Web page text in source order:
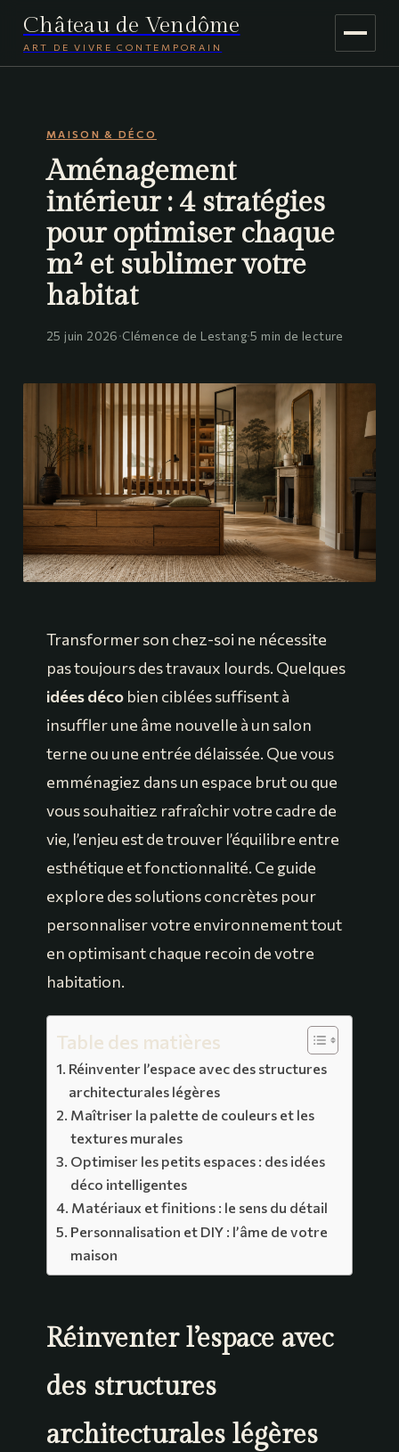
Château de Vendôme
ART DE VIVRE CONTEMPORAIN
JARDINAGE
VOYAGE
MAISON & DÉCO
Aménagement
intérieur : 4 stratégies
pour optimiser chaque
m² et sublimer votre
habitat
25 juin 2026·Clémence de Lestang·5 min de lecture
Transformer son chez-soi ne nécessite
pas toujours des travaux lourds. Quelques
idées déco bien ciblées suffisent à
insuffler une âme nouvelle à un salon
terne ou une entrée délaissée. Que vous
emménagiez dans un espace brut ou que
vous souhaitiez rafraîchir votre cadre de
vie, l’enjeu est de trouver l’équilibre entre
esthétique et fonctionnalité. Ce guide
explore des solutions concrètes pour
personnaliser votre environnement tout
en optimisant chaque recoin de votre
habitation.
Table des matières
Réinventer l’espace avec des structures
architecturales légères
Maîtriser la palette de couleurs et les
textures murales
Optimiser les petits espaces : des idées
déco intelligentes
Matériaux et finitions : le sens du détail
Personnalisation et DIY : l’âme de votre
maison
Réinventer l’espace avec
des structures
architecturales légères